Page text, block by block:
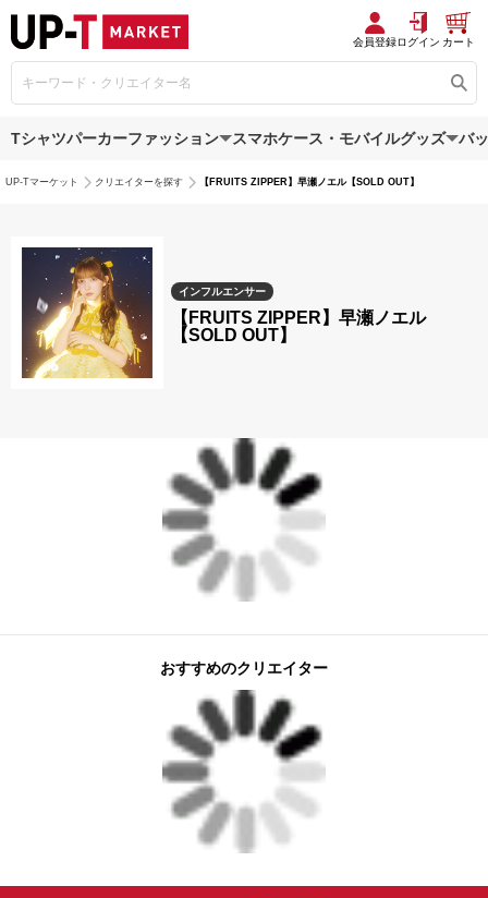
会員登録ログイン カート
Tシャツパーカーファッション スマホケース・モバイルグッズ バ
UP-Tマーケット クリエイターを探す 【FRUITS ZIPPER】早瀬ノエル【SOLD OUT】
インフルエンサー
【FRUITS ZIPPER】早瀬ノエル
【SOLD OUT】
おすすめのクリエイター